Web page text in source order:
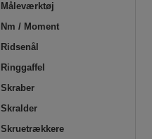
Måleværktøj
Nm / Moment
Ridsenål
Ringgaffel
Skraber
Skralder
Skruetrækkere